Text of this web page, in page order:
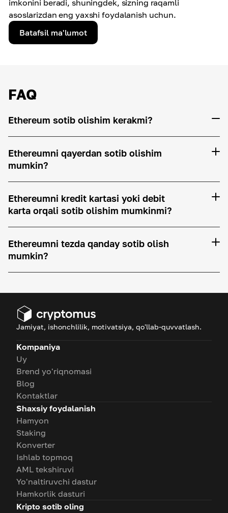
imkonini beradi, shuningdek, sizning raqamli
asoslarizdan eng yaxshi foydalanish uchun.
Batafsil ma'lumot
FAQ
Ethereum sotib olishim kerakmi?
Ethereumni qayerdan sotib olishim
mumkin?
Ethereumni kredit kartasi yoki debit
karta orqali sotib olishim mumkinmi?
Ethereumni tezda qanday sotib olish
mumkin?
Jamiyat, ishonchlilik, motivatsiya, qo'llab-quvvatlash.
Kompaniya
Uy
Brend yo'riqnomasi
Blog
Kontaktlar
Shaxsiy foydalanish
Hamyon
Staking
Konverter
Ishlab topmoq
AML tekshiruvi
Yo'naltiruvchi dastur
Hamkorlik dasturi
Kripto sotib oling